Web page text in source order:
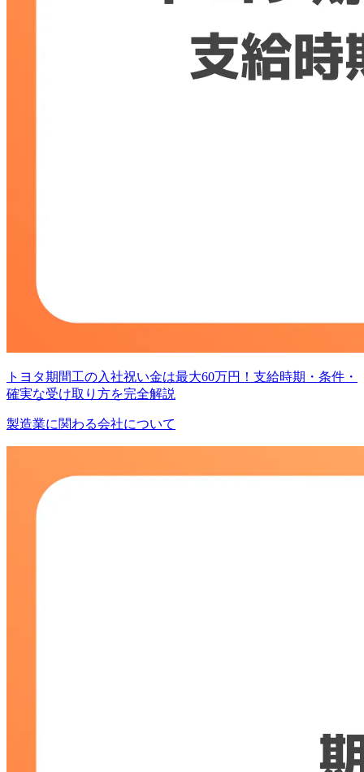
トヨタ期間工の入社祝い金は最大60万円！支給時期・条件・
確実な受け取り方を完全解説
製造業に関わる会社について